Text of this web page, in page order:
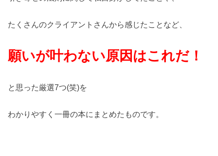
たくさんのクライアントさんから感じたことなど、
願いが叶わない原因はこれだ！
と思った厳選7つ(笑)を
わかりやすく一冊の本にまとめたものです。